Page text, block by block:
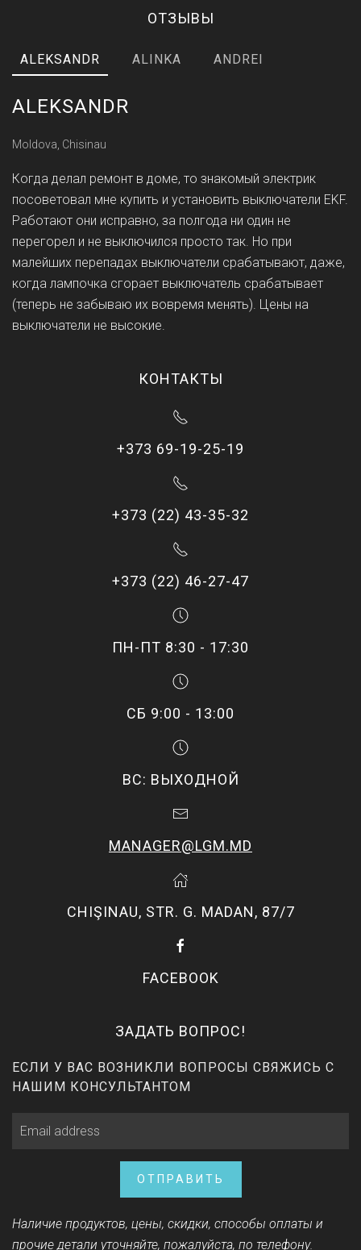
ОТЗЫВЫ
ALEKSANDR ALINKA ANDREI
ALEKSANDR
Moldova, Chisinau
Когда делал ремонт в доме, то знакомый электрик
посоветовал мне купить и установить выключатели EKF.
Работают они исправно, за полгода ни один не
перегорел и не выключился просто так. Но при
малейших перепадах выключатели срабатывают, даже,
когда лампочка сгорает выключатель срабатывает
(теперь не забываю их вовремя менять). Цены на
выключатели не высокие.
КОНТАКТЫ
+373 69-19-25-19
+373 (22) 43-35-32
+373 (22) 46-27-47
ПН-ПТ 8:30 - 17:30
СБ 9:00 - 13:00
ВС: ВЫХОДНОЙ
MANAGER@LGM.MD
CHIŞINAU, STR. G. MADAN, 87/7
FACEBOOK
ЗАДАТЬ ВОПРОС!
ЕСЛИ У ВАС ВОЗНИКЛИ ВОПРОСЫ СВЯЖИСЬ С
НАШИМ КОНСУЛЬТАНТОМ
ОТПРАВИТЬ
Наличие продуктов, цены, скидки, способы оплаты и
прочие детали уточняйте, пожалуйста, по телефону.